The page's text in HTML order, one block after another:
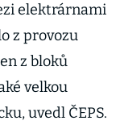
restaurací
klesnou o
desítky
procent
elektrárnami
z provozu
z bloků
velkou
uvedl ČEPS.